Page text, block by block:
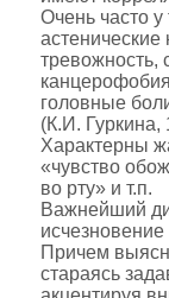
Очень часто
тревожность,
головные
(К.И. Гуркина,
Характерны
«чувство
во рту» и т.п.
Важнейший
Причем
стараясь